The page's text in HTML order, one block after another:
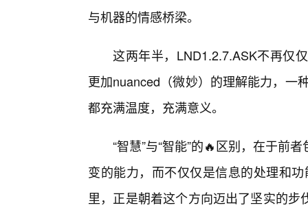
与机器的情感桥梁。
这两年半，LND1.2.7.ASK不再仅
更加nuanced（微妙）的理解能力，一
都充满温度，充满意义。
“智慧”与“智能”的🔥区别，在于前
变的能力，而不仅仅是信息的处理和
里，正是朝着这个方向迈出了坚实的